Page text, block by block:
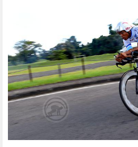
e
r
s
u
r
F
a
c
e
b
o
k
(
u
r
e
r
s
u
r
T
w
i
t
e
r
e
a
g
e
r
s
u
r
W
h
a
s
p
o
r
r
t
r
r
p
o